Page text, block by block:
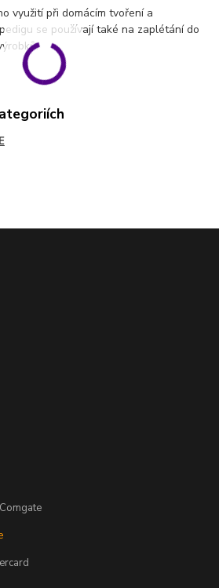
využití při domácím tvoření a
se používají také na zaplétání do